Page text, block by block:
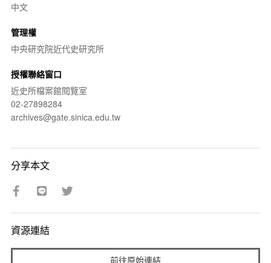
中文
管理權
中央研究院近代史研究所
授權聯絡窗口
近史所檔案館閱覽室
02-27898284
archives@gate.sinica.edu.tw
分享本文
資源連結
前往原始連結